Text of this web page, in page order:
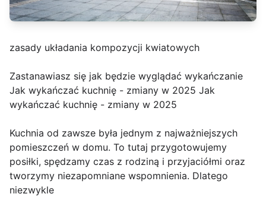
zasady układania kompozycji kwiatowych
Zastanawiasz się jak będzie wyglądać wykańczanie
Jak wykańczać kuchnię - zmiany w 2025 Jak
wykańczać kuchnię - zmiany w 2025
Kuchnia od zawsze była jednym z najważniejszych
pomieszczeń w domu. To tutaj przygotowujemy
posiłki, spędzamy czas z rodziną i przyjaciółmi oraz
tworzymy niezapomniane wspomnienia. Dlatego
niezwykle